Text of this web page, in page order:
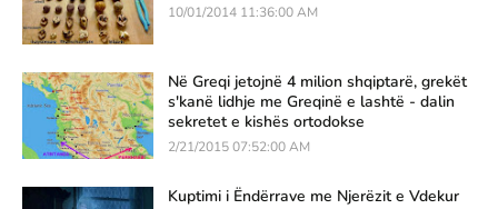
10/01/2014 11:36:00 AM
Në Greqi jetojnë 4 milion shqiptarë, grekët
s'kanë lidhje me Greqinë e lashtë - dalin
sekretet e kishës ortodokse
2/21/2015 07:52:00 AM
Kuptimi i Ëndërrave me Njerëzit e Vdekur